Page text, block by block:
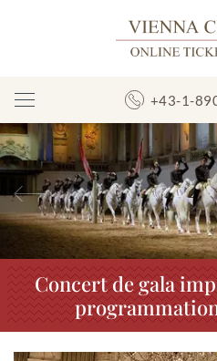
Afficher/masquer
la
navigation
+43-1-
Précédent
Concert de gala